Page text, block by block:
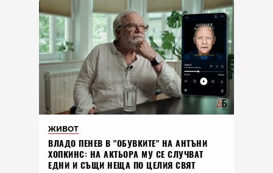
ЖИВОТ
ВЛАДO ПЕНЕВ В "ОБУВКИТЕ" НА АНТЪНИ
ХОПКИНС: НА АКТЬОРА МУ СЕ СЛУЧВАТ
ЕДНИ И СЪЩИ НЕЩА ПО ЦЕЛИЯ СВЯТ